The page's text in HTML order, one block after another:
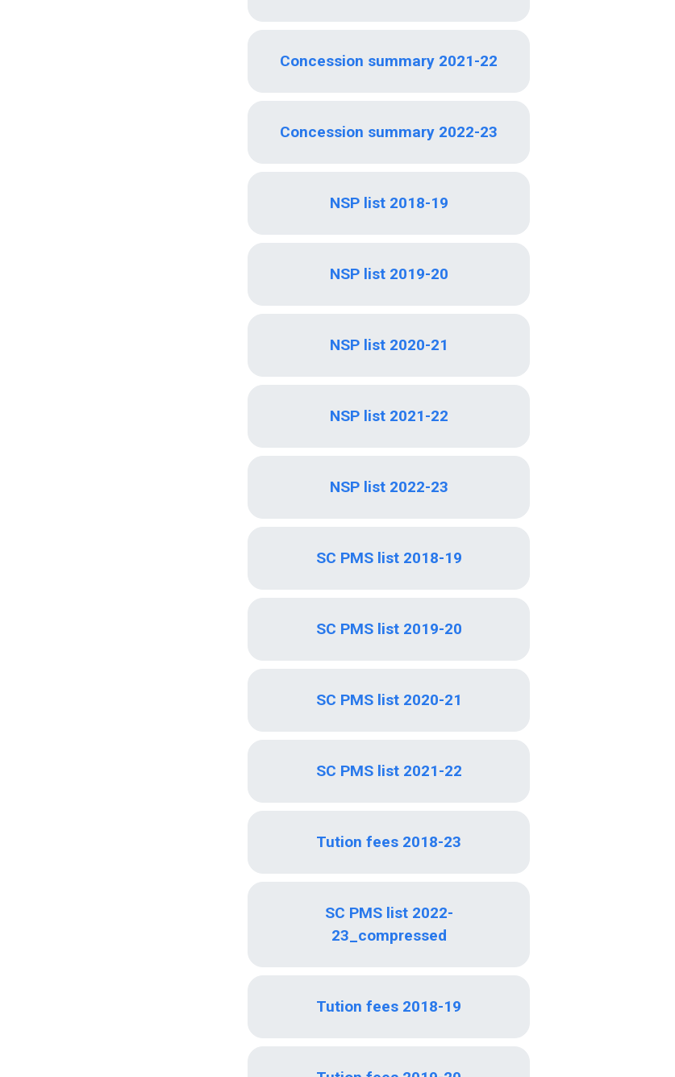
Concession summary 2021-22
Concession summary 2022-23
NSP list 2018-19
NSP list 2019-20
NSP list 2020-21
NSP list 2021-22
NSP list 2022-23
SC PMS list 2018-19
SC PMS list 2019-20
SC PMS list 2020-21
SC PMS list 2021-22
Tution fees 2018-23
SC PMS list 2022-
23_compressed
Tution fees 2018-19